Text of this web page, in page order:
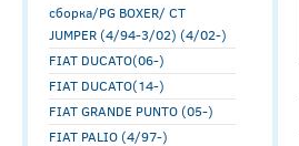
сборка/PG BOXER/ CT
JUMPER (4/94-3/02) (4/02-)
FIAT DUCATO(06-)
FIAT DUCATO(14-)
FIAT GRANDE PUNTO (05-)
FIAT PALIO (4/97-)